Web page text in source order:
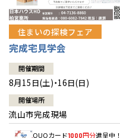
住まいの探検フェア
完成宅見学会
開催期間
8月15日(土)・16日(日)
開催場所
流山市完成現場
QUOカード1000円分進呈中！